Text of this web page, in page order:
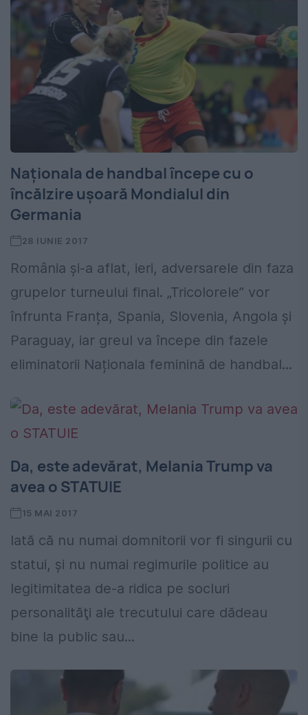
Naționala de handbal începe cu o
încălzire ușoară Mondialul din
Germania
28 IUNIE 2017
România și-a aflat, ieri, adversarele din faza
grupelor turneului final. „Tricolorele” vor
înfrunta Franța, Spania, Slovenia, Angola și
Paraguay, iar greul va începe din fazele
eliminatorii Naționala feminină de handbal...
Da, este adevărat, Melania Trump va
avea o STATUIE
15 MAI 2017
Iată că nu numai domnitorii vor fi singurii cu
statui, şi nu numai regimurile politice au
legitimitatea de-a ridica pe socluri
personalităţi ale trecutului care dădeau
bine la public sau...